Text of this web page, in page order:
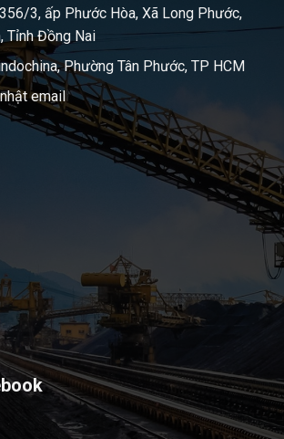
3, ấp Phước Hòa, Xã Long Phước,
Tỉnh Đồng Nai
Phường Tân Phước, TP HCM
email